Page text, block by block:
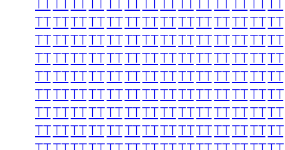
TTTTTTTTTTTTTTTTTTTTTTTTTTTT
TTTTTTTTTTTTTTTTTTTTTTTTTTTT
TTTTTTTTTTTTTTTTTTTTTTTTTTTT
TTTTTTTTTTTTTTTTTTTTTTTTTTTT
TTTTTTTTTTTTTTTTTTTTTTTTTTTT
TTTTTTTTTTTTTTTTTTTTTTTTTTTT
TTTTTTTTTTTTTTTTTTTTTTTTTTTT
TTTTTTTTTTTTTTTTTTTTTTTTTTTT